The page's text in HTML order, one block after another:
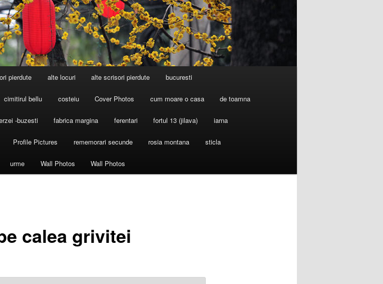
pierdute alte locuri alte scrisori pierdute bucuresti
cimitirul bellu costeiu Cover Photos cum moare o casa de toamna
-buzesti fabrica margina ferentari fortul 13 (jilava) iarna
Profile Pictures rememorari secunde rosia montana sticla
urme Wall Photos Wall Photos
calea grivitei